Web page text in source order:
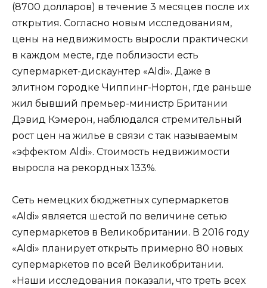
(8700 долларов) в течение 3 месяцев после их
открытия. Согласно новым исследованиям,
цены на недвижимость выросли практически
в каждом месте, где поблизости есть
супермаркет-дискаунтер «Aldi». Даже в
элитном городке Чиппинг-Нортон, где раньше
жил бывший премьер-министр Британии
Дэвид Кэмерон, наблюдался стремительный
рост цен на жилье в связи с так называемым
«эффектом Aldi». Стоимость недвижимости
выросла на рекордных 133%.
Сеть немецких бюджетных супермаркетов
«Aldi» является шестой по величине сетью
супермаркетов в Великобритании. В 2016 году
«Aldi» планирует открыть примерно 80 новых
супермаркетов по всей Великобритании.
«Наши исследования показали, что треть всех